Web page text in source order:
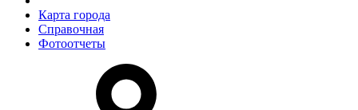
Карта города
Справочная
Фотоотчеты